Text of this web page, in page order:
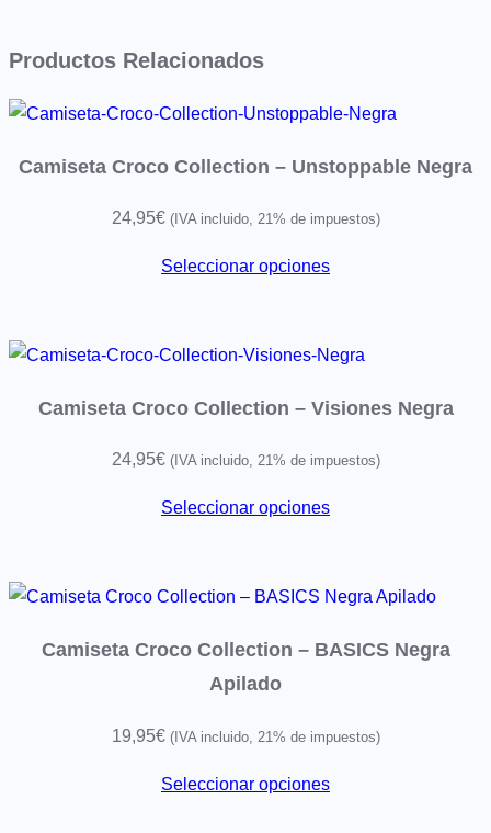
r
a
d
Productos Relacionados
Camiseta Croco Collection – Unstoppable Negra
24,95€ (IVA incluido, 21% de impuestos)
Seleccionar opciones
Camiseta Croco Collection – Visiones Negra
24,95€ (IVA incluido, 21% de impuestos)
Seleccionar opciones
Camiseta Croco Collection – BASICS Negra
Apilado
19,95€ (IVA incluido, 21% de impuestos)
Seleccionar opciones